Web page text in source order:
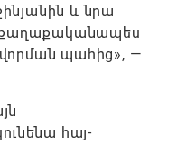
և նրա
քաղաքականապես
պահից», —
հայ-